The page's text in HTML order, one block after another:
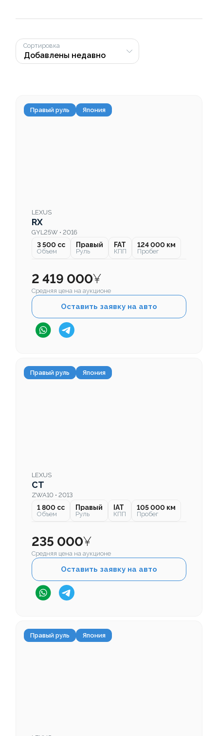
Сортировка
Правый руль Япония
LEXUS
RX
GYL25W • 2016
3 500 cc
Объем
Правый
Руль
FAT
КПП
124 000 км
Пробег
2 419 000¥
Средняя цена на аукционе
Оставить заявку на авто
Правый руль Япония
LEXUS
CT
ZWA10 • 2013
1 800 cc
Объем
Правый
Руль
IAT
КПП
105 000 км
Пробег
235 000¥
Средняя цена на аукционе
Оставить заявку на авто
Правый руль Япония